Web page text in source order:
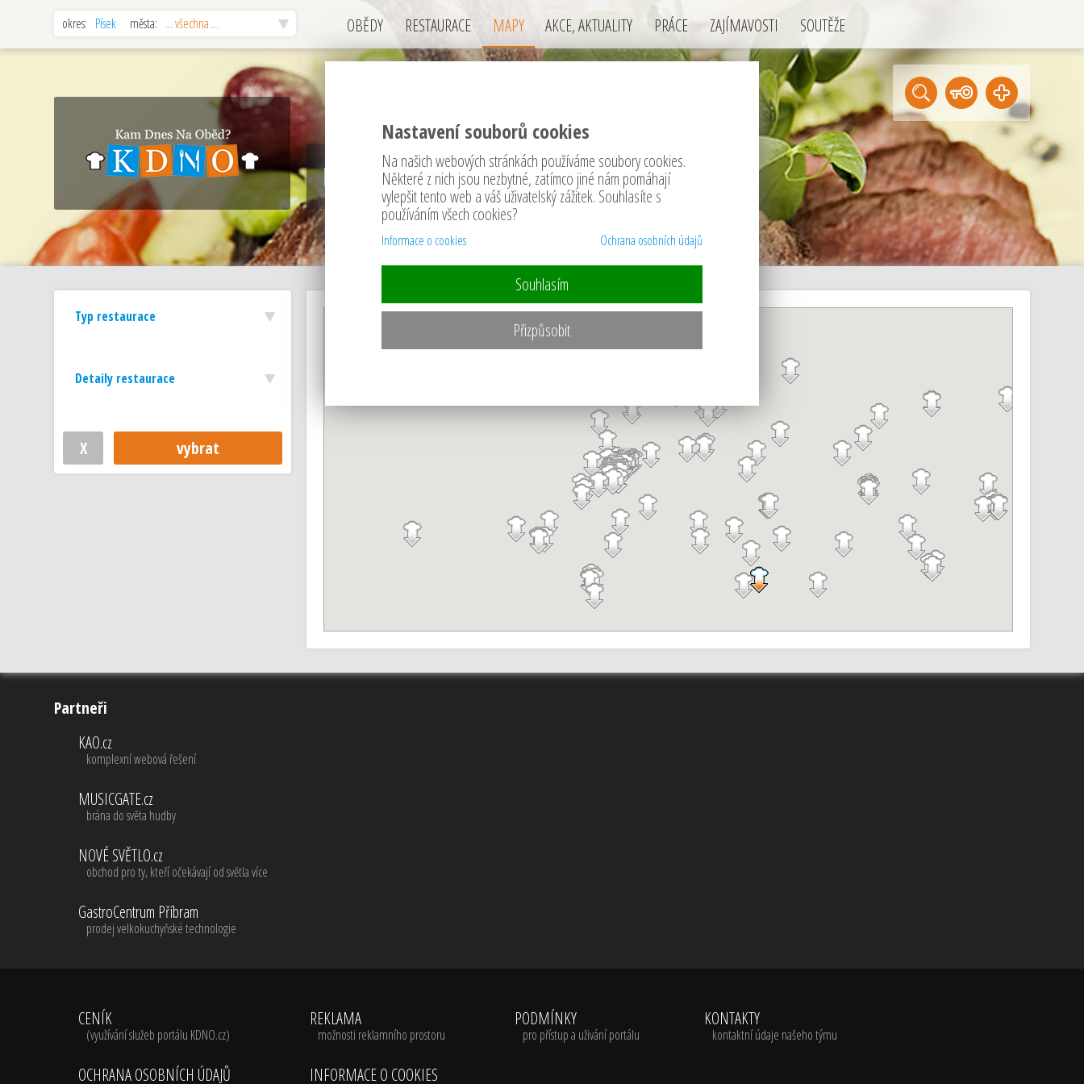
okres: Písek města: ... všechna ... OBĚDY RESTAURACE MAPY AKCE, AKTUALITY PRÁCE ZAJÍMAVOSTI SOUTĚŽE
MAPY restaurací v okrese Písek
Typ restaurace
Detaily restaurace
Partneři
KAO.cz
komplexní webová řešení
MUSICGATE.cz
brána do světa hudby
NOVÉ SVĚTLO.cz
obchod pro ty, kteří očekávají od světla více
GastroCentrum Příbram
prodej velkokuchyňské technologie
CENÍK
(využívání služeb portálu KDNO.cz)
OCHRANA OSOBNÍCH ÚDAJŮ
REKLAMA
možnosti reklamního prostoru
INFORMACE O COOKIES
PODMÍNKY
pro přístup a uživání portálu
KONTAKTY
kontaktní údaje našeho týmu
Nastavení souborů cookies
Na našich webových stránkách používáme soubory cookies.
Některé z nich jsou nezbytné, zatímco jiné nám pomáhají
vylepšit tento web a váš uživatelský zážitek. Souhlasíte s
používáním všech cookies?
Informace o cookies Ochrana osobních údajů
Souhlasím
Přizpůsobit